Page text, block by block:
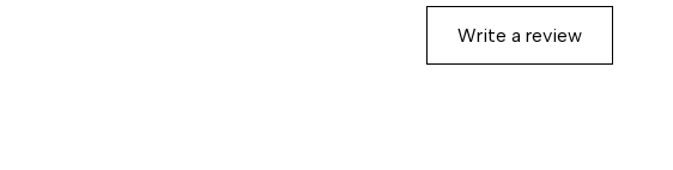
Write a review